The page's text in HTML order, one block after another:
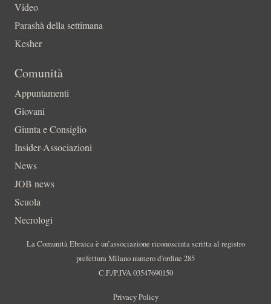
Video
Parashà della settimana
Kesher
Comunità
Appuntamenti
Giovani
Giunta e Consiglio
Insider-Associazioni
News
JOB news
Scuola
Necrologi
La Comunità Ebraica è un’associazione riconosciuta scritta al registro
prefettura Milano numero d’ordine 285
C.F./P.IVA 03547690150
Privacy Policy